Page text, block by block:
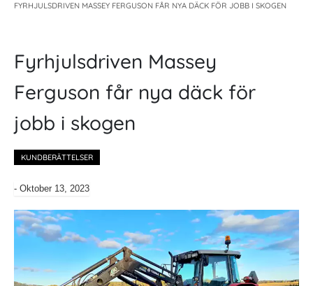
FYRHJULSDRIVEN MASSEY FERGUSON FÅR NYA DÄCK FÖR JOBB I SKOGEN
Fyrhjulsdriven Massey
Ferguson får nya däck för
jobb i skogen
KUNDBERÄTTELSER
- Oktober 13, 2023